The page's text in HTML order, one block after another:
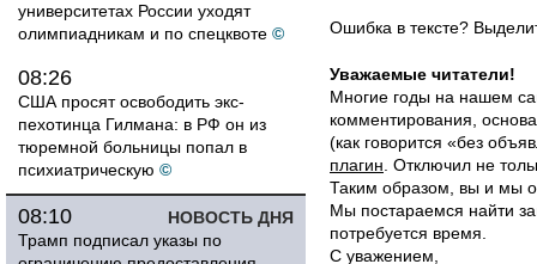
университетах России уходят
олимпиадникам и по спецквоте ©
08:26
США просят освободить экс-
пехотинца Гилмана: в РФ он из
тюремной больницы попал в
психиатрическую ©
НОВОСТЬ ДНЯ
08:10
Трамп подписал указы по
Ошибка в тексте?
Уважаемые читатели!
Многие годы на нашем
комментирования,
(как говорится «без
плагин . Отключил не
Таким образом, вы и мы
Мы постараемся найти
потребуется время.
С уважением,